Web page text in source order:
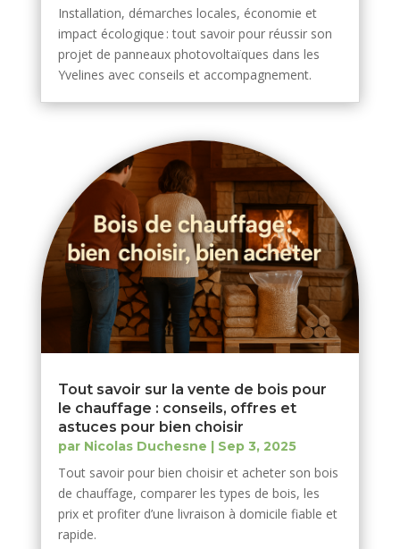
Installation, démarches locales, économie et
impact écologique : tout savoir pour réussir son
projet de panneaux photovoltaïques dans les
Yvelines avec conseils et accompagnement.
Tout savoir sur la vente de bois pour
le chauffage : conseils, offres et
astuces pour bien choisir
par Nicolas Duchesne Sep 3, 2025
Tout savoir pour bien choisir et acheter son bois
de chauffage, comparer les types de bois, les
prix et profiter d’une livraison à domicile fiable et
rapide.